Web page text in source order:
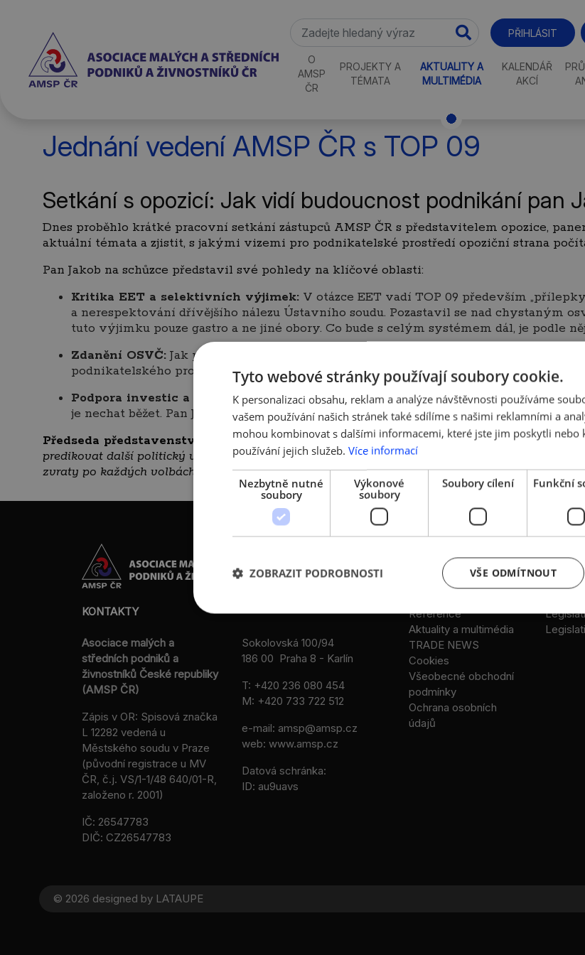
PŘIHLÁSIT
O
AMSP
ČR
PROJEKTY A
TÉMATA
AKTUALITY A
MULTIMÉDIA
KALENDÁŘ
AKCÍ
Jednání vedení AMSP ČR s TOP 09
Setkání s opozicí: Jak vidí budoucnost podnikání pan
Dnes proběhlo krátké pracovní setkání zástupců AMSP ČR s představitelem opozice,
aktuální témata a zjistit, s jakými vizemi pro podnikatelské prostředí opoziční strana
Pan Jakob na schůzce představil své pohledy na klíčové oblasti:
Kritika EET a selektivních výjimek: V otázce EET vadí TOP 09 především
a nerespektování dřívějšího nálezu Ústavního soudu. Pozastavil se nad chystaným
tuto výjimku pouze gastro a ne jiné obory. Co bude s celým systémem dál, je podle
Zdanění OSVČ: Jak přesně by se mělo vyvíjet zdanění živnostníků, pan Jakob
podnikatelského prostředí.
Podpora investic a záruky NRB:Pozitivní shoda panuje v oblasti Národní
je nechat běžet. Pan Jakob zároveň vyjádřil podporu zrychleným odpisům, které
Předseda představenstva AMSP ČR Josef Jaroš ke schůzce uvádí: „Výměna názorů s
predikovat další politický vývoj. Naším hlavním cílem zůstává stabilní a předvídatelné
zvraty po každých volbách.“
KONTAKTY
Asociace malých a
středních podniků a
živnostníků České republiky
(AMSP ČR)
Zápis v OR: Spisová značka
L 12282 vedená u
Městského soudu v Praze
(původní registrace u MV
ČR, č.j. VS/1-1/48 640/01-R,
založeno r. 2001)
IČ: 26547783
DIČ: CZ26547783
Sokolovská 100/94
186 00 Praha 8 - Karlín
T: +420 236 080 454
M: +420 733 722 512
e-mail: amsp@amsp.cz
web: www.amsp.cz
Datová schránka:
ID: au9uavs
DALŠÍ ODKAZY
Reference
Aktuality a multimédia
TRADE NEWS
Cookies
Všeobecné obchodní
podmínky
Ochrana osobních
údajů
© 2026 designed by LATAUPE
Tyto webové stránky používají soubory cookie.
K personalizaci obsahu, reklam a analýze návštěvnosti používáme
vašem používání našich stránek také sdílíme s našimi reklamními a
mohou kombinovat s dalšími informacemi, které jste jim poskytli nebo
používání jejich služeb. Více informací
Nezbytně nutné
soubory
Výkonové
soubory
Soubory cílení Funkční
VŠE ODMÍTNOUT
ZOBRAZIT PODROBNOSTI